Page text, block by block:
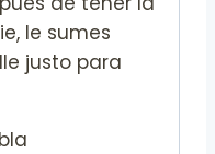
le sumes
justo para